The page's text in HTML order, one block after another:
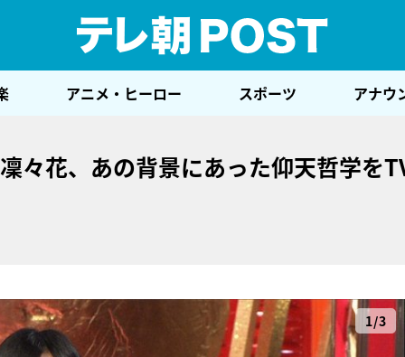
アニメ・ヒーロー スポーツ アナウ
々花、あの背景にあった仰天哲学を
1/3